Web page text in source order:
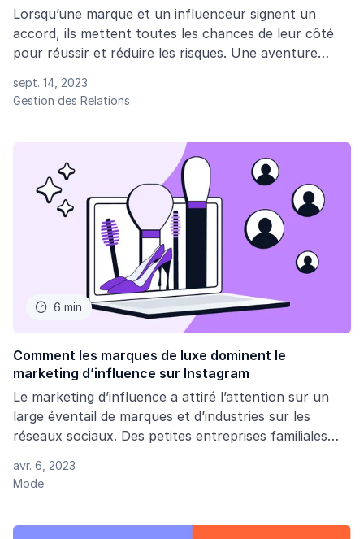
Lorsqu’une marque et un influenceur signent un
accord, ils mettent toutes les chances de leur côté
pour réussir et réduire les risques. Une aventure
la préparation de leur accord de collaboration.
sept. 14, 2023
Gestion des Relations
 6 min
Comment les marques de luxe dominent le
marketing d’influence sur Instagram
Le marketing d’influence a attiré l’attention sur un
large éventail de marques et d’industries sur les
réseaux sociaux. Des petites entreprises familiales
toutes les marques qui misent sur le marketing
scène est celle des marques de luxe.
avr. 6, 2023
Mode